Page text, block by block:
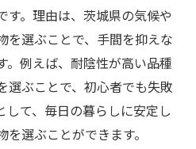
す。理由は、茨城県の気候や
を選ぶことで、手間を抑えな
。例えば、耐陰性が高い品種
選ぶことで、初心者でも失敗
して、毎日の暮らしに安定し
選ぶことができます。